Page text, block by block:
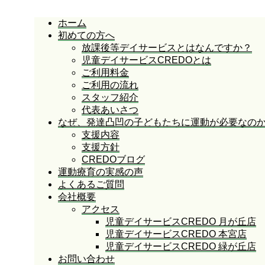
ホーム
初めての方へ
放課後等デイサービスとはなんですか？
児童デイサービスCREDOとは
ご利用料金
ご利用の流れ
スタッフ紹介
代表あいさつ
なぜ、発達凸凹の子どもたちに運動が必要なの
支援内容
支援方針
CREDOブログ
運動療育の実感の声
よくあるご質問
会社概要
アクセス
児童デイサービスCREDO 月が丘店
児童デイサービスCREDO 本宮店
児童デイサービスCREDO 緑が丘店
お問い合わせ